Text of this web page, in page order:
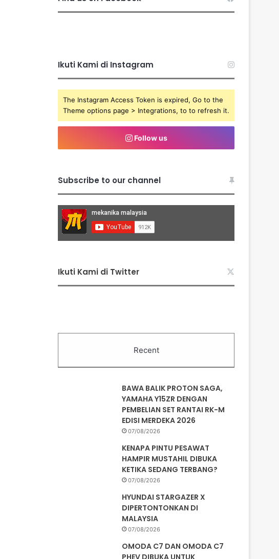
Ikuti Kami di Instagram
The Instagram Access Token is expired, Go to the
Theme options page > Integrations, to to refresh it.
Follow us
Subscribe to our channel
Ikuti Kami di Twitter
Recent
BAWA BALIK PROTON SAGA,
YAMAHA Y15ZR DENGAN
PEMBELIAN SET RANTAI RK-M
EDISI MERDEKA 2026
07/08/2026
KENAPA PINTU PESAWAT
HAMPIR MUSTAHIL DIBUKA
KETIKA SEDANG TERBANG?
07/08/2026
HYUNDAI STARGAZER X
DIPERTONTONKAN DI
MALAYSIA
07/08/2026
OMODA C7 DAN OMODA C7
PHEV DIBUKA UNTUK